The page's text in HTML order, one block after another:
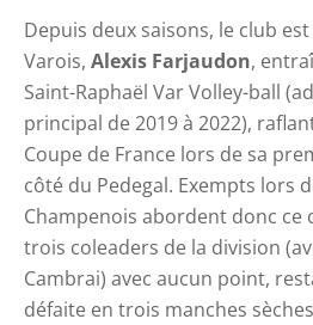
Depuis deux saisons, le club
Varois, Alexis Farjaudon,
Saint-Raphaël Var Volley-ball
principal de 2019 à 2022),
Coupe de France lors de sa
côté du Pedegal. Exempts lors
Champenois abordent donc ce
trois coleaders de la division
Cambrai) avec aucun point,
défaite en trois manches